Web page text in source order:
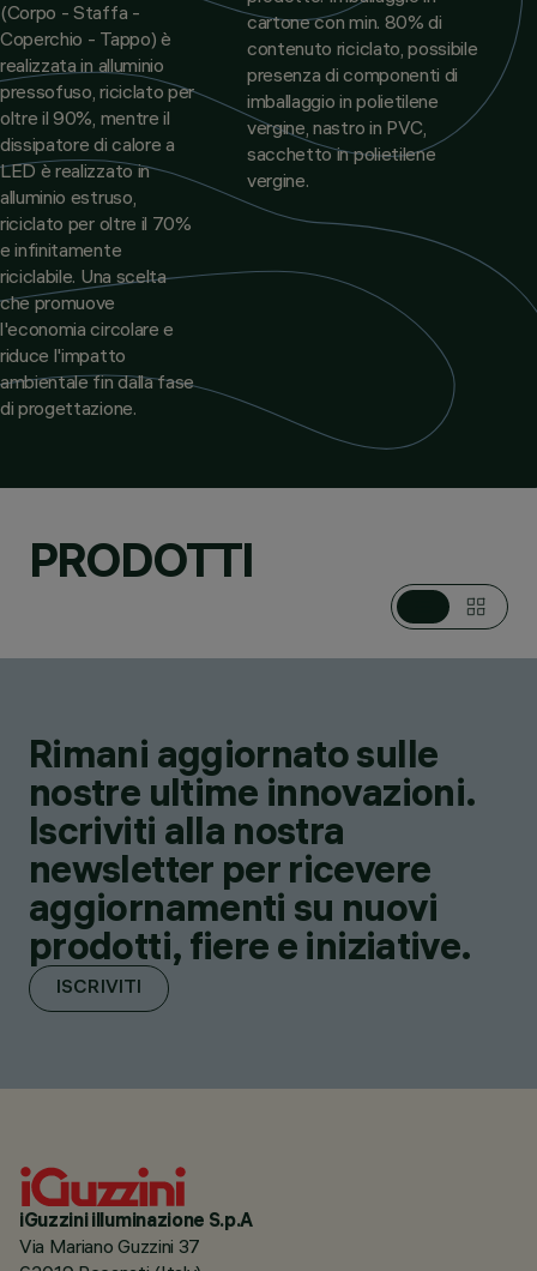
(Corpo - Staffa -
Coperchio - Tappo) è
realizzata in alluminio
pressofuso, riciclato per
oltre il 90%, mentre il
dissipatore di calore a
LED è realizzato in
alluminio estruso,
riciclato per oltre il 70%
e infinitamente
riciclabile. Una scelta
che promuove
l'economia circolare e
riduce l'impatto
ambientale fin dalla fase
di progettazione.
cartone con min. 80% di
contenuto riciclato, possibile
presenza di componenti di
imballaggio in polietilene
vergine, nastro in PVC,
sacchetto in polietilene
vergine.
PRODOTTI
Rimani aggiornato sulle
nostre ultime innovazioni.
Iscriviti alla nostra
newsletter per ricevere
aggiornamenti su nuovi
prodotti, fiere e iniziative.
ISCRIVITI
iGuzzini illuminazione S.p.A
Via Mariano Guzzini 37